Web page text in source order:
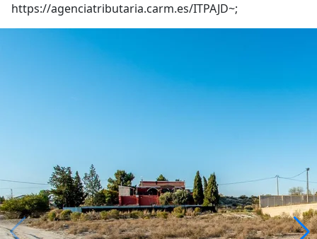
https://agenciatributaria.carm.es/ITPAJD~;